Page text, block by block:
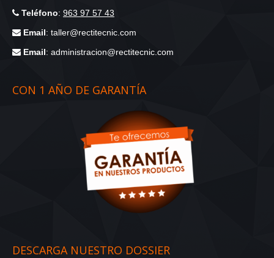
Teléfono: 963 97 57 43
Email: taller@rectitecnic.com
Email: administracion@rectitecnic.com
CON 1 AÑO DE GARANTÍA
DESCARGA NUESTRO DOSSIER